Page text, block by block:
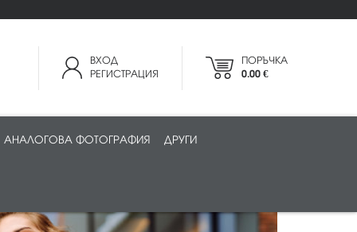
ВХОД
РЕГИСТРАЦИЯ
ПОРЪЧКА
0.00 €
АНАЛОГОВА ФОТОГРАФИЯ ДРУГИ